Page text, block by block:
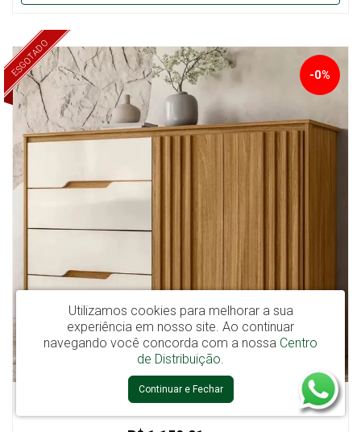
ESGOTADO
Cômoda com Sapateira Texas 4 Gavetas e 2 portas Freijo/Off White -
-0%
Utilizamos cookies para melhorar a sua
experiência em nosso site. Ao continuar
navegando você concorda com a nossa Centro
de Distribuição.
Continuar e Fechar